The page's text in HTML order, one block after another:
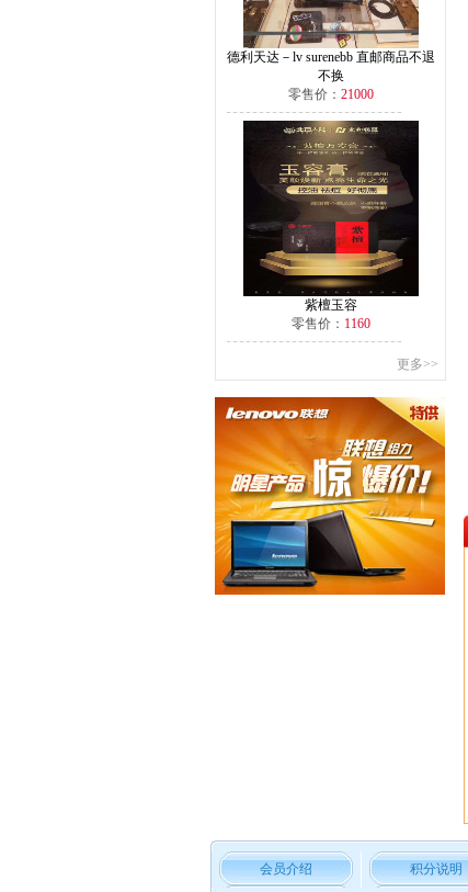
德利天达－lv surenebb 直邮商品不退
不换
零售价： 21000
紫檀玉容
零售价： 1160
更多>>
会员介绍 积分说明